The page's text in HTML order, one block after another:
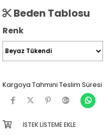
Beden Tablosu
Renk
Kargoya Tahmini Teslim Süresi
İSTEK LISTEME EKLE